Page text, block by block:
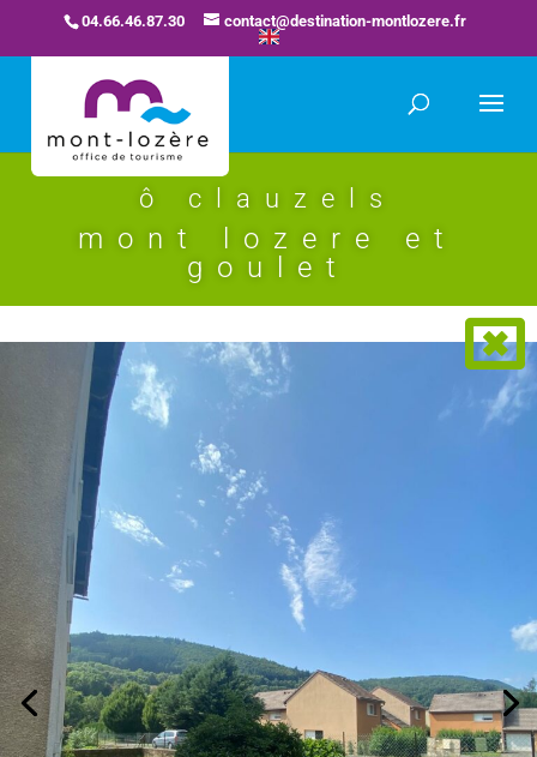
04.66.46.87.30 contact@destination-montlozere.fr
ô clauzels
mont lozere et
goulet